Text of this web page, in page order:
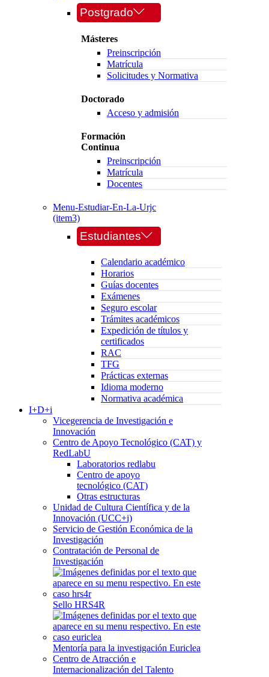
Postgrado
Másteres
Preinscripción
Matrícula
Solicitudes y Normativa
Doctorado
Acceso y admisión
Formación
Continua
Preinscripción
Matrícula
Docentes
Menu-Estudiar-En-La-Urjc
(item3)
Estudiantes
Calendario académico
Horarios
Guías docentes
Exámenes
Seguro escolar
Trámites académicos
Expedición de títulos y
certificados
RAC
TFG
Prácticas externas
Idioma moderno
Normativa académica
I+D+i
Vicegerencia de Investigación e
Innovación
Centro de Apoyo Tecnológico (CAT) y
RedLabU
Laboratorios redlabu
Centro de apoyo
tecnológico (CAT)
Otras estructuras
Unidad de Cultura Científica y de la
Innovación (UCC+i)
Servicio de Gestión Económica de la
Investigación
Contratación de Personal de
Investigación
Sello HRS4R
Mentoría para la investigación Euriclea
Centro de Atracción e
Internacionalización del Talento